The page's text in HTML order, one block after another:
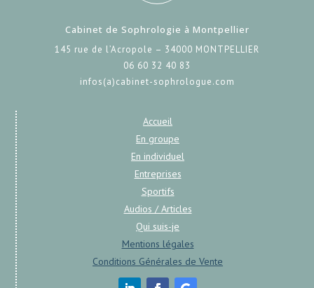
Cabinet de Sophrologie à Montpellier
145 rue de l’Acropole – 34000 MONTPELLIER
06 60 32 40 83
infos(a)cabinet-sophrologue.com
Accueil
En groupe
En individuel
Entreprises
Sportifs
Audios / Articles
Qui suis-je
Mentions légales
Conditions Générales de Vente